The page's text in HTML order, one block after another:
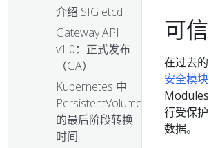
介绍 SIG etcd
Gateway API
v1.0：正式发布
（GA）
Kubernetes 中
PersistentVolume
的最后阶段转换
时间
可
在过去
安全模块
行受保
数据。